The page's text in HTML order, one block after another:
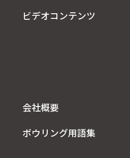
ビデオコンテンツ
会社概要
ボウリング用語集